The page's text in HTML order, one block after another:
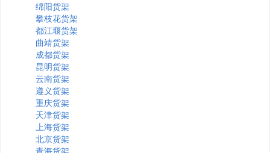
绵阳货架
攀枝花货架
都江堰货架
曲靖货架
成都货架
昆明货架
云南货架
遵义货架
重庆货架
天津货架
上海货架
北京货架
青海货架